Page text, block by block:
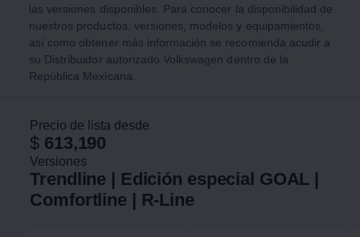
las versiones disponibles. Para conocer la disponibilidad de
nuestros productos, versiones, modelos y equipamientos,
así como obtener más información se recomienda acudir a
su Distribuidor autorizado Volkswagen dentro de la
República Mexicana.
Precio de lista desde
$ 613,190
Versiones
Trendline | Edición especial GOAL |
Comfortline | R-Line